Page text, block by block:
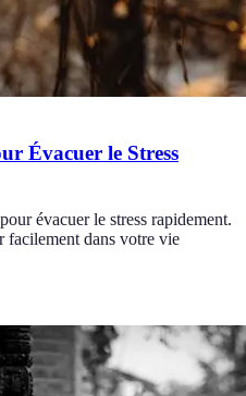
Évacuer le Stress
évacuer le stress rapidement.
facilement dans votre vie